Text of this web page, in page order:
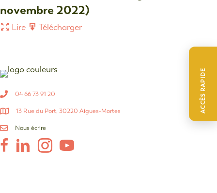
ACCÈS RAPIDE
novembre 2022)
Lire Télécharger
04 66 73 91 20
13 Rue du Port, 30220 Aigues-Mortes
Nous écrire